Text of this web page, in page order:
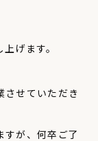
げます。
させていただき
すが、何卒ご了